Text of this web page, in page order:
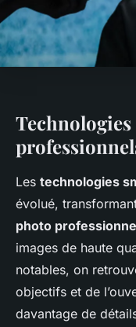
Les technologies
évolué,
photo
images de haute
notables, on
objectifs et de
davantage de